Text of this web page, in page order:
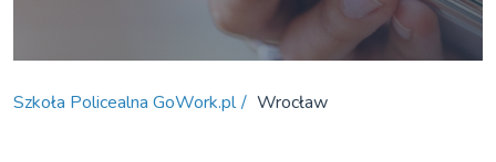
Szkoła Policealna GoWork.pl Wrocław